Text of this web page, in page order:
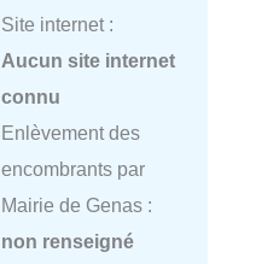
Site internet :
Aucun site internet
connu
Enlèvement des
encombrants par
Mairie de Genas :
non renseigné